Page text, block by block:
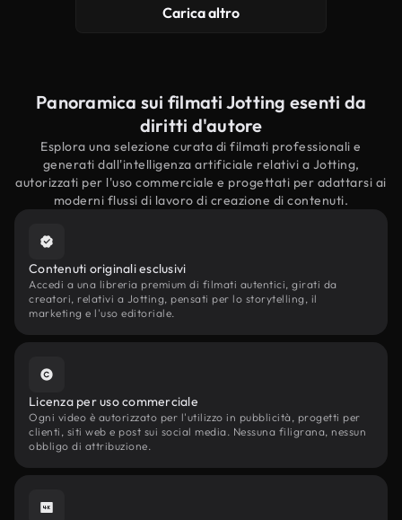
Carica altro
Panoramica sui filmati Jotting esenti da
diritti d'autore
Esplora una selezione curata di filmati professionali e
generati dall'intelligenza artificiale relativi a Jotting,
autorizzati per l'uso commerciale e progettati per adattarsi ai
moderni flussi di lavoro di creazione di contenuti.
Contenuti originali esclusivi
Accedi a una libreria premium di filmati autentici, girati da
creatori, relativi a Jotting, pensati per lo storytelling, il
marketing e l'uso editoriale.
Licenza per uso commerciale
Ogni video è autorizzato per l'utilizzo in pubblicità, progetti per
clienti, siti web e post sui social media. Nessuna filigrana, nessun
obbligo di attribuzione.